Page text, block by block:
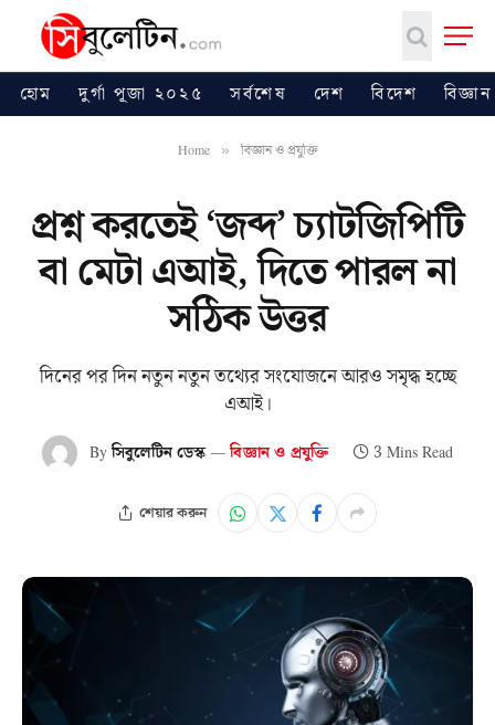
হোম দুর্গা পূজা ২০২৫ সর্বশেষ দেশ বিদেশ
Home » বিজ্ঞান ও প্রযুক্তি
প্রশ্ন করতেই ‘জব্দ’ চ্যাটজিপিটি
বা মেটা এআই, দিতে পারল না
সঠিক উত্তর
দিনের পর দিন নতুন নতুন তথ্যের সংযোজনে আরও সমৃদ্ধ হচ্ছে
এআই।
Byসিবুলেটিন ডেস্ক বিজ্ঞান ও প্রযুক্তি 3 Mins Read
শেয়ার করুন